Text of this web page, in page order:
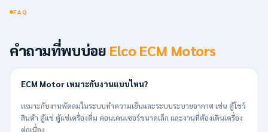
FAQ
คำถามที่พบบ่อย Elco ECM Motors
ECM Motor เหมาะกับงานแบบไหน?
เหมาะกับงานพัดลมในระบบทำความเย็นและระบบระบายอากาศ เช่น ตู้โชว์
สินค้า ตู้แช่ ตู้แช่เครื่องดื่ม คอนเดนเซอร์ขนาดเล็ก และงานที่ต้องเดินเครื่อง
ต่อเนื่อง